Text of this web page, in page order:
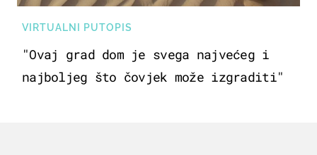
VIRTUALNI PUTOPIS
"Ovaj grad dom je svega najvećeg i
najboljeg što čovjek može izgraditi"